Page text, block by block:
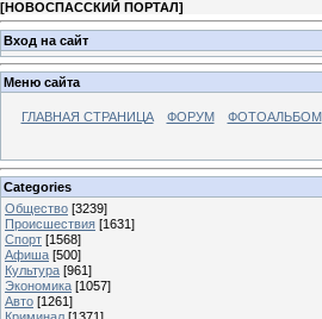
[НОВОСПАССКИЙ ПОРТАЛ]
Вход на сайт
Меню сайта
ГЛАВНАЯ СТРАНИЦА ФОРУМ ФОТОАЛЬБОМ
Categories
Общество [3239]
Происшествия [1631]
Спорт [1568]
Афиша [500]
Культура [961]
Экономика [1057]
Авто [1261]